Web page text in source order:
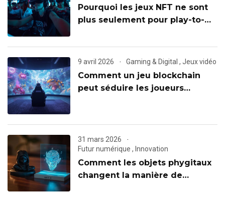
Pourquoi les jeux NFT ne sont
plus seulement pour play-to-
9 avril 2026 Gaming & Digital ,Jeux vidéo
Comment un jeu blockchain
peut séduire les joueurs
31 mars 2026
Futur numérique , Innovation
Comment les objets phygitaux
changent la manière de